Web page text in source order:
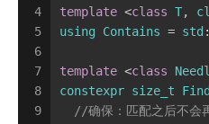
4
5
6
7
8
9
template <class T,
using
Contains = std :
template <class
constexpr size_t Find
//确保：匹配之后不会